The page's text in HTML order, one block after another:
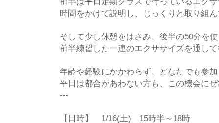
時間をかけて説明し、じっくりと取り組
そして少し休憩をはさみ、後半の50分を
前半練習した一連のエクササイズを通し
年齢や経験にかかわらず、どなたでも参
平日は都合があわない方も、この機会に
---
【日時】 1/16(土) 15時半～18時